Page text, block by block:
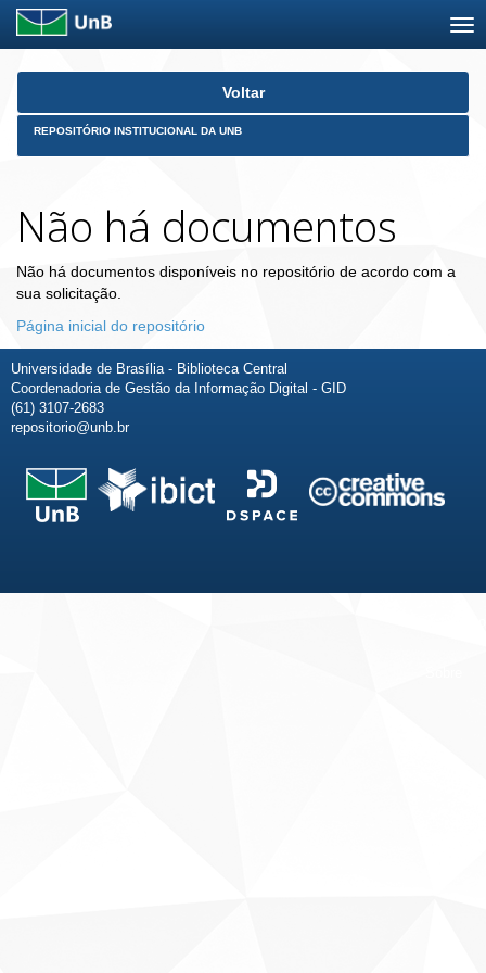
Skip
Voltar
REPOSITÓRIO INSTITUCIONAL DA UNB
Não há documentos
Não há documentos disponíveis no repositório de acordo com a
sua solicitação.
Página inicial do repositório
Universidade de Brasília - Biblioteca Central
Coordenadoria de Gestão da Informação Digital - GID
(61) 3107-2683
repositorio@unb.br